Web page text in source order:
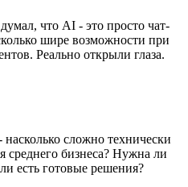
что AI - это просто чат-
шире возможности при
Реально открыли глаза.
сложно технически
среднего бизнеса? Нужна ли
есть готовые решения?